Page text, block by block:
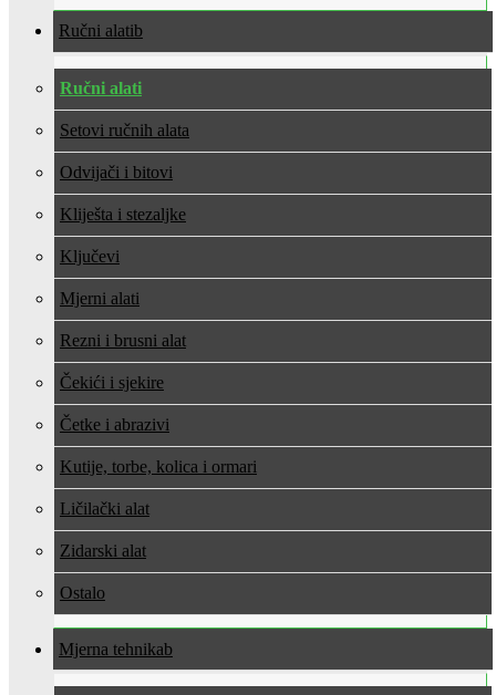
Ručni alati
Ručni alati
Setovi ručnih alata
Odvijači i bitovi
Kliješta i stezaljke
Ključevi
Mjerni alati
Rezni i brusni alat
Čekići i sjekire
Četke i abrazivi
Kutije, torbe, kolica i ormari
Ličilački alat
Zidarski alat
Ostalo
Mjerna tehnika